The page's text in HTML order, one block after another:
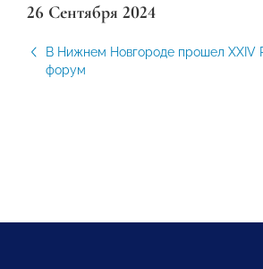
26 Сентября 2024
В Нижнем Новгороде прошел ХХIV
форум